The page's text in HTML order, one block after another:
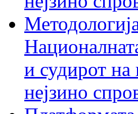
и судирот
нејзино